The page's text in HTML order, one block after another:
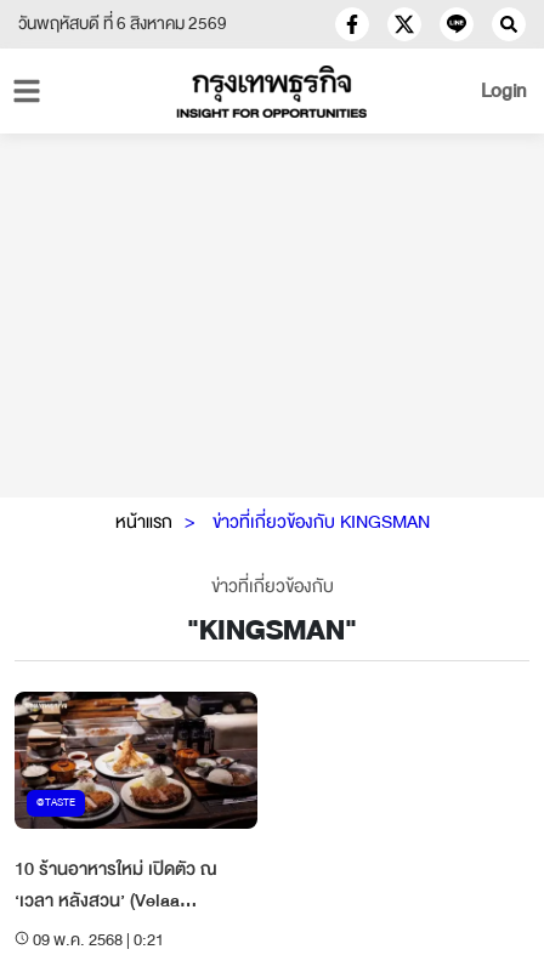
วันพฤหัสบดี ที่ 6 สิงหาคม 2569
Login
หน้าแรก ข่าวที่เกี่ยวข้องกับ KINGSMAN
ข่าวที่เกี่ยวข้องกับ
"KINGSMAN"
@TASTE
10 ร้านอาหารใหม่ เปิดตัว ณ
‘เวลา หลังสวน’ (Velaa
Langsuan) เฟส 2
09 พ.ค. 2568 | 0:21